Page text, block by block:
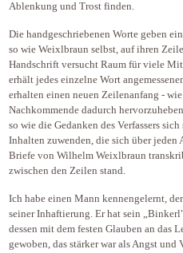
Ablenkung und Trost finden.
Die handgeschriebenen Worte geben
so wie Weixlbraun selbst, auf ihren
Handschrift versucht Raum für viele
erhält jedes einzelne Wort
erhalten einen neuen Zeilenanfang -
Nachkommende dadurch
so wie die Gedanken des Verfassers
Inhalten zuwenden, die sich über
Briefe von Wilhelm Weixlbraun
zwischen den Zeilen stand.
Ich habe einen Mann kennengelernt,
seiner Inhaftierung. Er hat sein
dessen mit dem festen Glauben an das
gewoben, das stärker war als Angst